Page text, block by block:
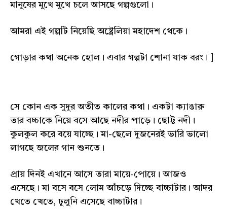
মানুষের মুখে মুখে চলে আসছে গল্পগুলো।
আমরা এই গল্পটি নিয়েছি অষ্ট্রেলিয়া মহাদেশ থেকে।
গোড়ার কথা অনেক হোল। এবার গল্পটা শোনা যাক বরং। ]
সে কোন এক সুদূর অতীত কালের কথা। একটা ক্যাঙারু
তার বচ্চাকে নিয়ে বসে আছে নদীর পাড়ে। ছোট্ট নদী।
কুলকুল করে বয়ে যাচ্ছে। মা-ছেলে দুজনেরই ভারি ভালো
লাগছে জলের গান শুনতে।
প্রায় দিনই এখানে আসে তারা মায়ে-পোয়ে। আজও
এসেছে। মা বসে বসে লোম আঁচড়ে দিচ্ছে বাচ্চাটার। আদর
খেতে খেতে, ঢুলুনি এসেছে বাচ্চাটার।